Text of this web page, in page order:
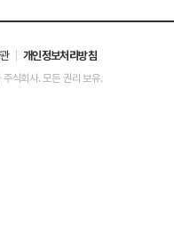
개인정보처리방침
회사. 모든 권리 보유.